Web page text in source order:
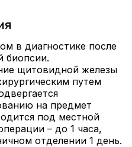
в диагностике после
биопсии.
щитовидной железы
путем
на предмет
под местной
– до 1 часа,
отделении 1 день.